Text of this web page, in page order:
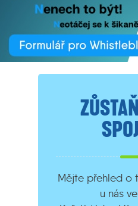
Mějte přehled o
u nás